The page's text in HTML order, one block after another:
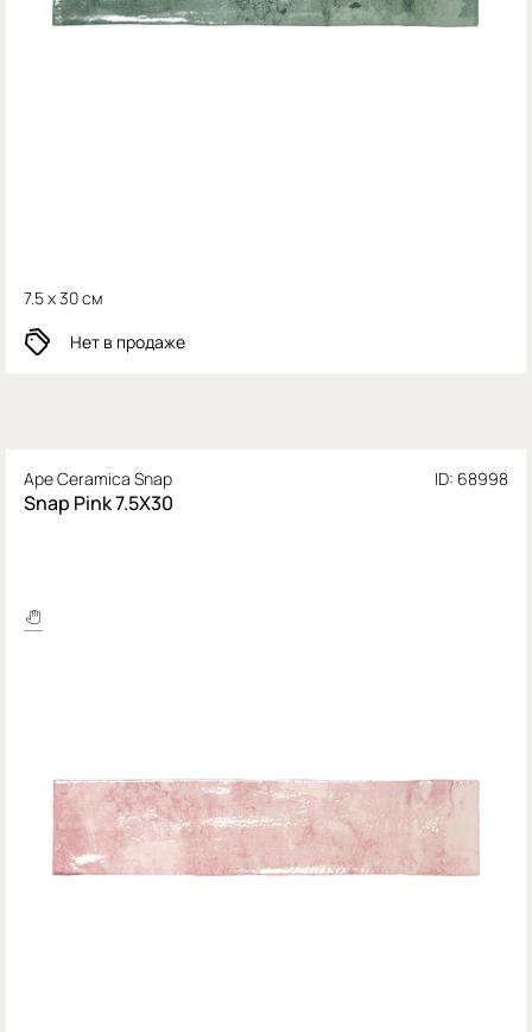
7.5 x 30 см
Нет в продаже
Ape Ceramica Snap ID: 68998
Snap Pink 7.5X30